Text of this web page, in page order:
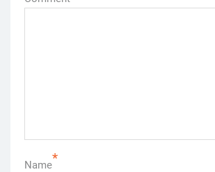
Name*